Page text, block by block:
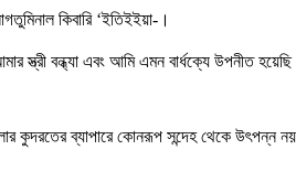
কিবারি ‘ইতিইইয়া-।
স্ত্রী বন্ধ্যা এবং আমি এমন বার্ধক্যে উপনীত
কুদরতের ব্যাপারে কোনরূপ সন্দেহ থেকে